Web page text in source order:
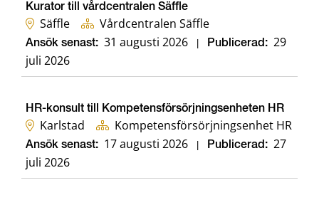
Kurator till vårdcentralen Säffle
Säffle Vårdcentralen Säffle
Ansök senast: 31 augusti 2026 Publicerad: 29
juli 2026
HR-konsult till Kompetensförsörjningsenheten HR
Karlstad Kompetensförsörjningsenhet HR
Ansök senast: 17 augusti 2026 Publicerad: 27
juli 2026